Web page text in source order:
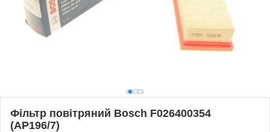
Фільтр повітряний Bosch F026400354
(AP196/7)